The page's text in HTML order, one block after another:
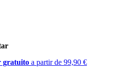
gratuito a partir de 99,90 €